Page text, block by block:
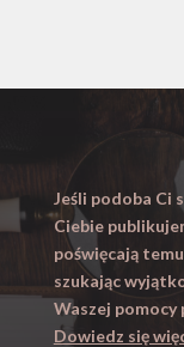
Jeśli podoba Ci
Ciebie
poświęcają
szukając
Waszej
Dowiedz się